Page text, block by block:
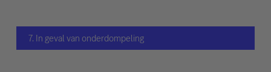
7. In geval van onderdompeling